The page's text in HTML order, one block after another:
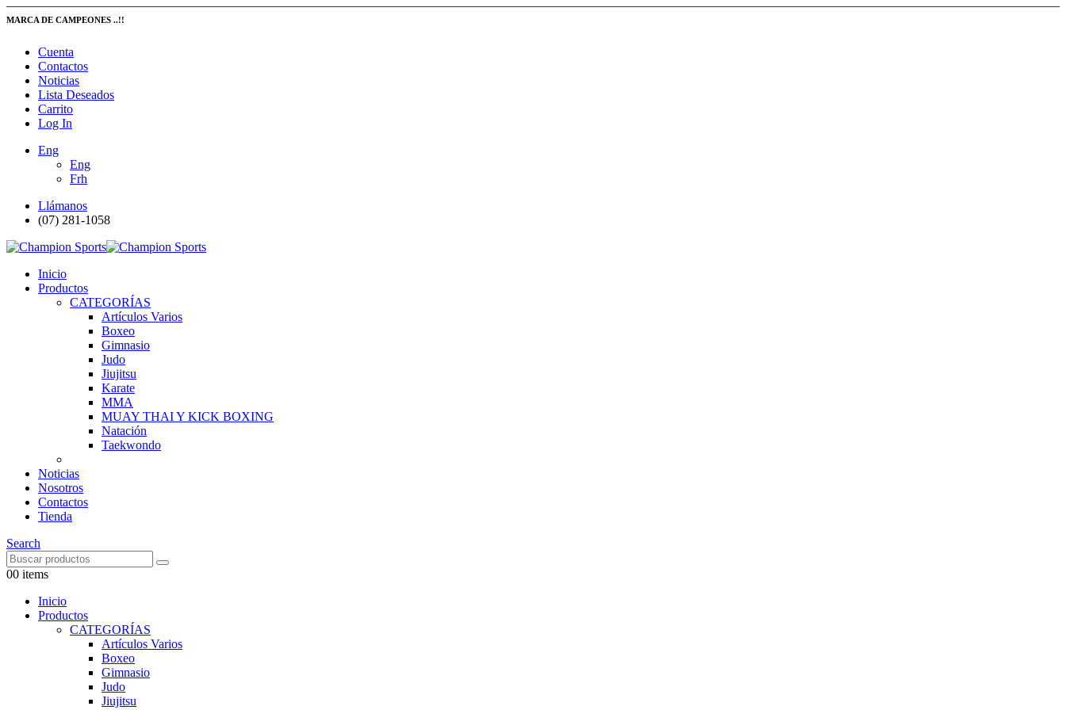
MARCA DE CAMPEONES ..!!
Cuenta
Contactos
Noticias
Lista Deseados
Carrito
Log In
Eng
Eng
Frh
Llámanos
(07) 281-1058
Inicio
Productos
CATEGORÍAS
Artículos Varios
Boxeo
Gimnasio
Judo
Jiujitsu
Karate
MMA
MUAY THAI Y KICK BOXING
Natación
Taekwondo
Noticias
Nosotros
Contactos
Tienda
Search
00 items
Inicio
Productos
CATEGORÍAS
Artículos Varios
Boxeo
Gimnasio
Judo
Jiujitsu